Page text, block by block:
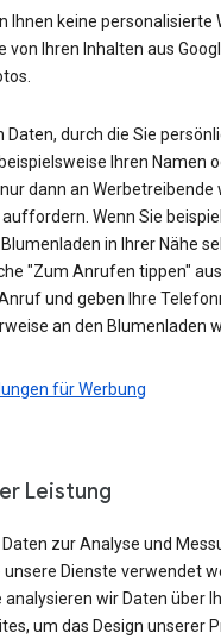
Ihnen keine personalisierte
von Ihren Inhalten aus
Daten, durch die Sie
Ihren Namen
dann an Werbetreibende
Wenn Sie
in Ihrer Nähe
"Zum Anrufen tippen"
und geben Ihre
an den Blumenladen
für Werbung
Leistung
zur Analyse und
Dienste verwendet
analysieren wir Daten über
um das Design unserer